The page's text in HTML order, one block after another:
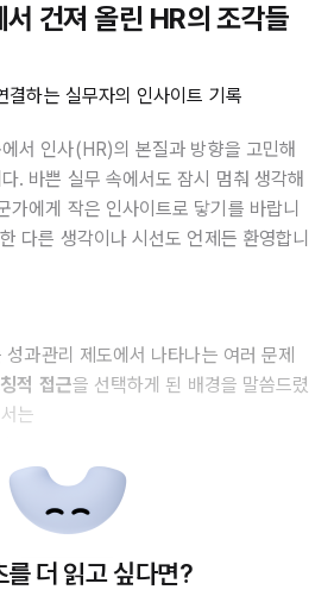
건져 올린 HR의 조각들
결하는 실무자의 인사이트 기록
에서 인사(HR)의 본질과 방향을 고민해
. 바쁜 실무 속에서도 잠시 멈춰 생각해
가에게 작은 인사이트로 닿기를 바랍니
다른 생각이나 시선도 언제든 환영합니
과관리 제도에서 나타나는 여러 문제
적 접근을 선택하게 된 배경을 말씀드렸
는
를 더 읽고 싶다면?